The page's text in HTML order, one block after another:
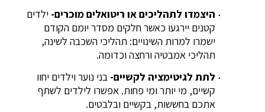
היצמדו לתהליכים או ריטואלים מוכרים-ילדים
קטנים יירגעו כאשר חלקים מסדר יומם הקודם
ישמרו למרות השינויים: תהליכי השכבה לשינה,
תהליכי אמבטיה ורחצה וכדומה.
לתת לגיטימציה לקשיים- בני נוער וילדים יחוו
קשיים, מי יותר ומי פחות. אפשרו לילדים לשתף
אתכם בחששות, בקשיים ובלבטים.